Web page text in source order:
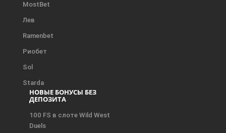
MostBet
Лев
Ramenbet
Риобет
Sol
Starda
НОВЫЕ БОНУСЫ БЕЗ
ДЕПОЗИТА
100 FS в слоте Wild West
Duels